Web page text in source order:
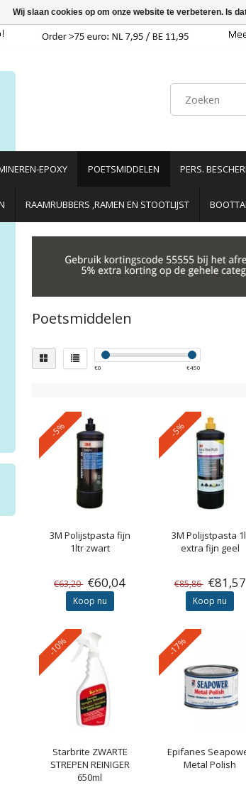
EPOXY POETSMIDDELEN PERS.
RAAMRUBBERS ,RAMEN EN STOOTLIJST
Poetsmiddelen
€0 €450
-5%
3M Polijstpasta fijn
1ltr zwart
€63,20 €60,04
Koop nu
-5%
3M Polijstpasta
extra fijn geel
€85,86 €81,57
Koop nu
-10%
Starbrite ZWARTE
STREPEN REINIGER
650ml
-17%
Epifanes
Metal Polish
Wij slaan cookies op om onze website te verbeteren. Is